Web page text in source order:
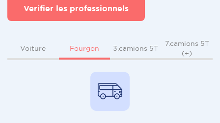
Verifier les professionnels
Voiture Fourgon 3.camions 5T
7.camions 5T
(+)